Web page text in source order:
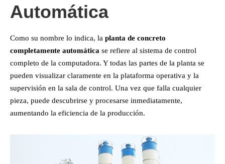
Automática
Como su nombre lo indica, la planta de concreto
completamente automática se refiere al sistema de control
completo de la computadora. Y todas las partes de la planta se
pueden visualizar claramente en la plataforma operativa y la
supervisión en la sala de control. Una vez que falla cualquier
pieza, puede descubrirse y procesarse inmediatamente,
aumentando la eficiencia de la producción.